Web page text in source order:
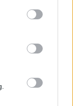
may click to
party tags to
below Google